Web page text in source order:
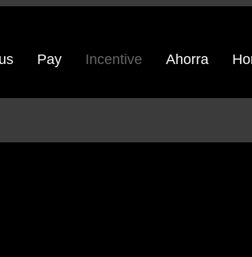
Pay Incentive Ahorra